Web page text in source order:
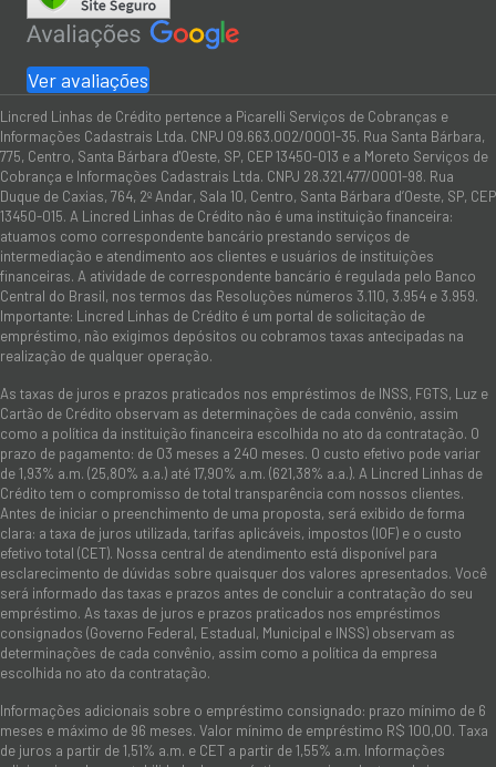
Ver avaliações
Lincred Linhas de Crédito pertence a Picarelli Serviços de Cobranças e
Informações Cadastrais Ltda. CNPJ 09.663.002/0001-35. Rua Santa Bárbara,
775, Centro, Santa Bárbara d'Oeste, SP, CEP 13450-013 e a Moreto Serviços de
Cobrança e Informações Cadastrais Ltda. CNPJ 28.321.477/0001-98. Rua
Duque de Caxias, 764, 2º Andar, Sala 10, Centro, Santa Bárbara d’Oeste, SP, CEP
13450-015. A Lincred Linhas de Crédito não é uma instituição financeira:
atuamos como correspondente bancário prestando serviços de
intermediação e atendimento aos clientes e usuários de instituições
financeiras. A atividade de correspondente bancário é regulada pelo Banco
Central do Brasil, nos termos das Resoluções números 3.110, 3.954 e 3.959.
Importante: Lincred Linhas de Crédito é um portal de solicitação de
empréstimo, não exigimos depósitos ou cobramos taxas antecipadas na
realização de qualquer operação.
As taxas de juros e prazos praticados nos empréstimos de INSS, FGTS, Luz e
Cartão de Crédito observam as determinações de cada convênio, assim
como a política da instituição financeira escolhida no ato da contratação. O
prazo de pagamento: de 03 meses a 240 meses. O custo efetivo pode variar
de 1,93% a.m. (25,80% a.a.) até 17,90% a.m. (621,38% a.a.). A Lincred Linhas de
Crédito tem o compromisso de total transparência com nossos clientes.
Antes de iniciar o preenchimento de uma proposta, será exibido de forma
clara: a taxa de juros utilizada, tarifas aplicáveis, impostos (IOF) e o custo
efetivo total (CET). Nossa central de atendimento está disponível para
esclarecimento de dúvidas sobre quaisquer dos valores apresentados. Você
será informado das taxas e prazos antes de concluir a contratação do seu
empréstimo. As taxas de juros e prazos praticados nos empréstimos
consignados (Governo Federal, Estadual, Municipal e INSS) observam as
determinações de cada convênio, assim como a política da empresa
escolhida no ato da contratação.
Informações adicionais sobre o empréstimo consignado: prazo mínimo de 6
meses e máximo de 96 meses. Valor mínimo de empréstimo R$ 100,00. Taxa
de juros a partir de 1,51% a.m. e CET a partir de 1,55% a.m. Informações